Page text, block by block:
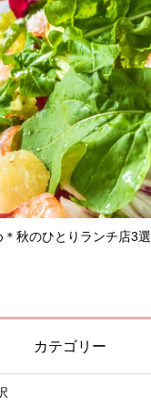
秋のひとりランチ店3選
カテゴリー